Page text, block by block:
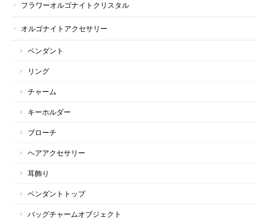
フラワーオルゴナイトクリスタル
オルゴナイトアクセサリー
ペンダント
リング
チャーム
キーホルダー
ブローチ
ヘアアクセサリー
耳飾り
ペンダントトップ
バッグチャームオブジェクト